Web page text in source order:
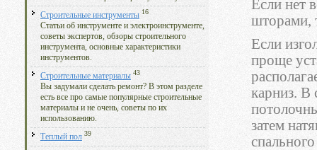
Строительные инструменты 16
Статьи об инструменте и электроинструменте,
советы экспертов, обзоры строительного
инструмента, основные характеристики
инструментов.
Строительные материалы 43
Вы задумали сделать ремонт? В этом разделе
есть все про самые популярные строительные
материалы и не очень, советы по их
использованию.
Теплый пол 39
Если нет
шторами,
Если
проще
карниз. В
затем